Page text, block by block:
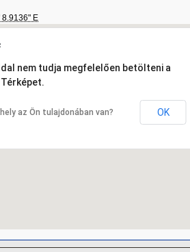
8.9136" E
nem tudja megfelelően betölteni a
az Ön tulajdonában van? OK